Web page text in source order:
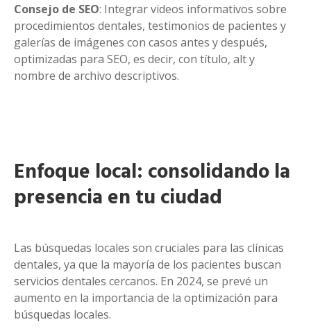
Consejo de SEO: Integrar videos informativos sobre
procedimientos dentales, testimonios de pacientes y
galerías de imágenes con casos antes y después,
optimizadas para SEO, es decir, con título, alt y
nombre de archivo descriptivos.
Enfoque local: consolidando la
presencia en tu ciudad
Las búsquedas locales son cruciales para las clínicas
dentales, ya que la mayoría de los pacientes buscan
servicios dentales cercanos. En 2024, se prevé un
aumento en la importancia de la optimización para
búsquedas locales.